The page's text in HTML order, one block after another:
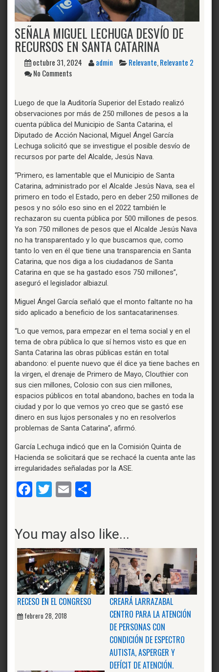
SEÑALA MIGUEL LECHUGA DESVÍO DE
RECURSOS EN SANTA CATARINA
octubre 31, 2024 admin Relevante,Relevante 2
No Comments
Luego de que la Auditoría Superior del Estado realizó
observaciones por más de 250 millones de pesos a la
cuenta pública del Municipio de Santa Catarina, el
Diputado de Acción Nacional, Miguel Ángel García
Lechuga solicitó que se investigue el posible desvío de
recursos por parte del Alcalde, Jesús Nava.
“Primero, es lamentable que el Municipio de Santa
Catarina, administrado por el Alcalde Jesús Nava, sea el
primero en todo el Estado, pero en deber 250 millones de
pesos y no sólo eso sino en el 2022 también le
rechazaron su cuenta pública por 500 millones de pesos.
Ya son 750 millones de pesos que el Alcalde Jesús Nava
no ha transparentado y lo que buscamos que, como
tanto lo ven en él que tiene una transparencia en Santa
Catarina, que nos diga a los ciudadanos de Santa
Catarina en que se ha gastado esos 750 millones”,
aseguró el legislador albiazul.
Miguel Ángel García señaló que el monto faltante no ha
sido aplicado a beneficio de los santacatarinenses.
“Lo que vemos, para empezar en el tema social y en el
tema de obra pública lo que sí hemos visto es que en
Santa Catarina las obras públicas están en total
abandono: el puente nuevo que él dice ya tiene baches en
la virgen, el drenaje de Primero de Mayo, Clouthier con
sus cien millones, Colosio con sus cien millones,
espacios públicos en total abandono, baches en toda la
ciudad y por lo que vemos yo creo que se gastó ese
dinero en sus lujos personales y no en resolverlos
problemas de Santa Catarina”, afirmó.
García Lechuga indicó que en la Comisión Quinta de
Hacienda se solicitará que se rechacé la cuenta ante las
irregularidades señaladas por la ASE.
Facebook
Twitter
Email
You may also like...
RECESO EN EL CONGRESO
febrero 28, 2018
CREARÁ LARRAZABAL
CENTRO PARA LA ATENCIÓN
DE PERSONAS CON
CONDICIÓN DE ESPECTRO
AUTISTA, ASPERGER Y
DEFÍCIT DE ATENCIÓN.